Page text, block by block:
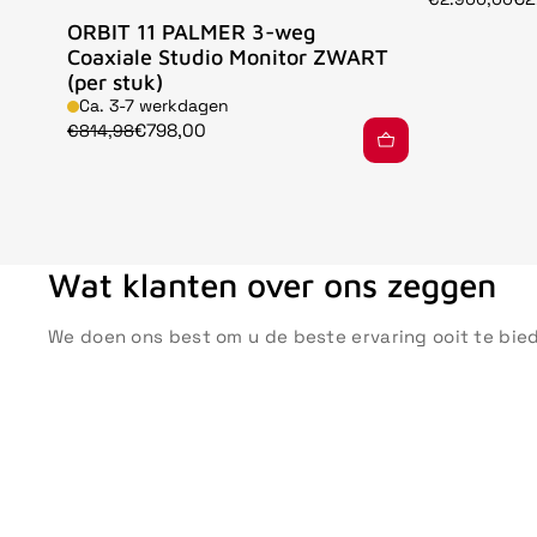
ORBIT 11 PALMER 3-weg
Coaxiale Studio Monitor ZWART
(per stuk)
Ca. 3-7 werkdagen
€814,98€798,00
Wat klanten over ons zeggen
We doen ons best om u de beste ervaring ooit te